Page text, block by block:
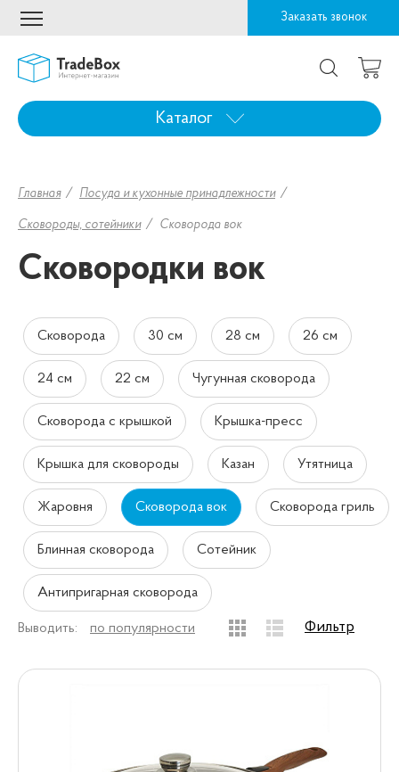
Заказать звонок
Каталог
Главная Посуда и кухонные принадлежности
Сковороды, сотейники Сковорода вок
Сковородки вок
Сковорода 30 см 28 см 26 см
24 см 22 см Чугунная сковорода
Сковорода с крышкой Крышка-пресс
Крышка для сковороды Казан Утятница
Жаровня Сковорода вок Сковорода гриль
Блинная сковорода Сотейник
Антипригарная сковорода
Выводить: по популярности Фильтр